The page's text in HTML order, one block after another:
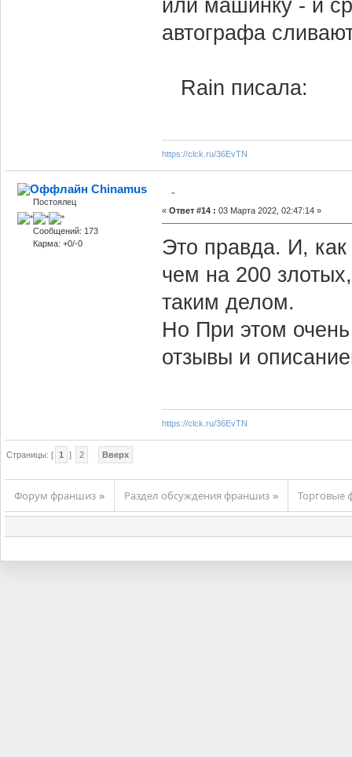
или машинку - и
автографа
Rain писала:
https://clck.ru/36EvTN
Chinamus
Постоялец
Сообщений: 173
Карма: +0/-0
-
« Ответ #14 : 03 Марта 2022, 02:47:14 »
Это правда. И,
чем на 200
таким делом.
Но При этом
отзывы и
https://clck.ru/36EvTN
Страницы: [ 1 ] 2 Вверх
Форум франшиз » Раздел обсуждения франшиз » Торговые